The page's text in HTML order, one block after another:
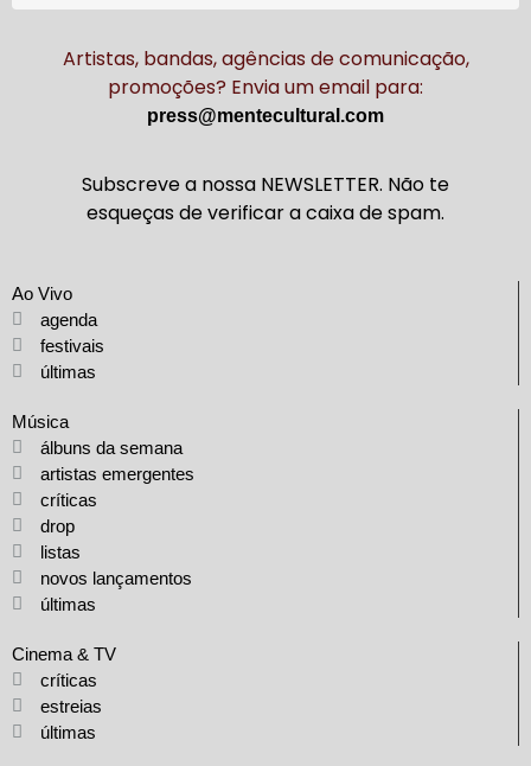
Artistas, bandas, agências de comunicação,
promoções? Envia um email para:
press@mentecultural.com
Subscreve a nossa NEWSLETTER. Não te
esqueças de verificar a caixa de spam.
Ao Vivo
agenda
festivais
últimas
Música
álbuns da semana
artistas emergentes
críticas
drop
listas
novos lançamentos
últimas
Cinema & TV
críticas
estreias
últimas